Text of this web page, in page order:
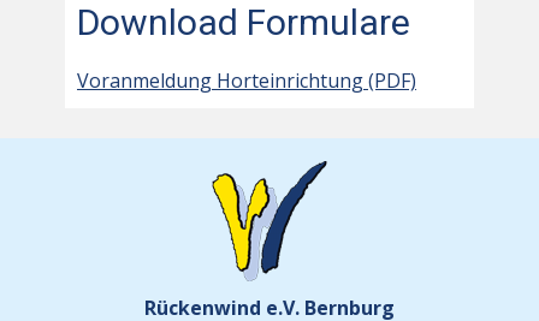
Download Formulare
Voranmeldung Horteinrichtung (PDF)
Rückenwind e.V. Bernburg